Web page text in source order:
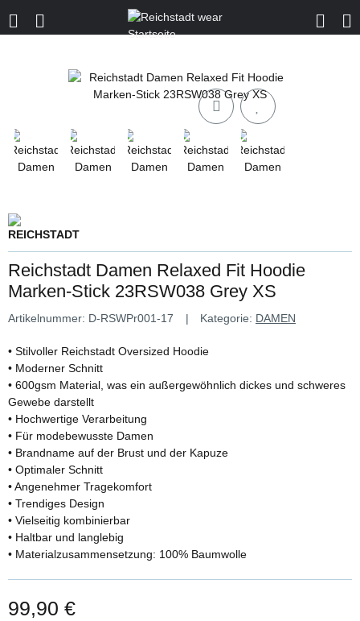
Reichstadt Damen Relaxed Fit Hoodie
Marken-Stick 23RSW038 Grey XS
Artikelnummer: D-RSWPr001-17 Kategorie: DAMEN
• Stilvoller Reichstadt Oversized Hoodie
• Moderner Schnitt
• 600gsm Material, was ein außergewöhnlich dickes und schweres
Gewebe darstellt
• Hochwertige Verarbeitung
• Für modebewusste Damen
• Brandname auf der Brust und der Kapuze
• Optimaler Schnitt
• Angenehmer Tragekomfort
• Trendiges Design
• Vielseitig kombinierbar
• Haltbar und langlebig
• Materialzusammensetzung: 100% Baumwolle
99,90 €